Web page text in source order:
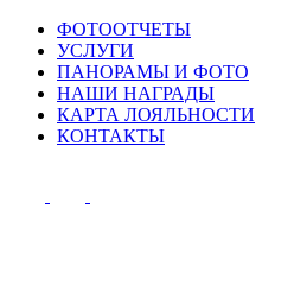
ФОТООТЧЕТЫ
УСЛУГИ
ПАНОРАМЫ И ФОТО
НАШИ НАГРАДЫ
КАРТА ЛОЯЛЬНОСТИ
КОНТАКТЫ